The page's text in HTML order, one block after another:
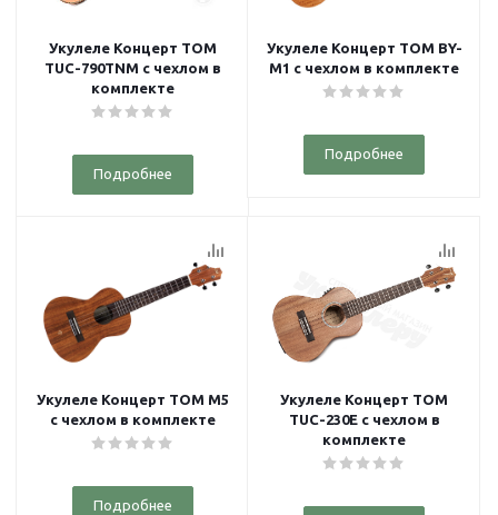
Укулеле Концерт TOM
TUC-790TNM с чехлом в
комплекте
Подробнее
Укулеле Концерт TOM BY-
M1 с чехлом в комплекте
Подробнее
Укулеле Концерт TOM M5
с чехлом в комплекте
Подробнее
Укулеле Концерт TOM
TUC-230E с чехлом в
комплекте